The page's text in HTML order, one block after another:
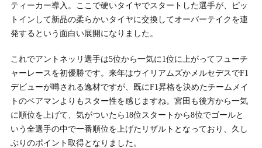
ティーカー導入。ここで硬いタイヤでスタートした選手が、ピッ
トインして新品の柔らかいタイヤに交換してオーバーテイクを連
発するという面白い展開になりました。
これでアントネッリ選手は5位から一気に1位に上がってフューチ
ャーレースを初優勝です。来年はウイリアムズかメルセデスでF1
デビューが噂される逸材ですが、既にF1昇格を決めたチームメイ
トのベアマンよりもスター性を感じますね。宮田も後方から一気
に順位を上げて、気がついたら18位スタートから8位でゴールと
いう全選手の中で一番順位を上げたリザルトとなっており、久し
ぶりのポイント取得となりました。